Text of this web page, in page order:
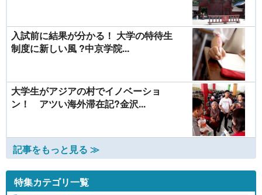
入試前に結果が分かる！ 大学の特待生
制度に新しい風 ?中京学院...
大学生がアジアの村でイノベーショ
ン！ アツい海外滞在記?金沢...
記事をもっと見る ≫
特集カテゴリ一覧